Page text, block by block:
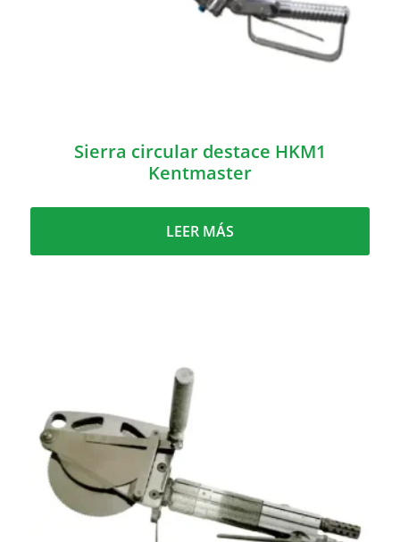
Sierra circular destace HKM1
Kentmaster
LEER MÁS